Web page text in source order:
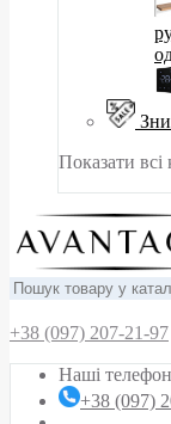
Показати всі
+38 (097) 207-21-97
Наші
+38 (097)